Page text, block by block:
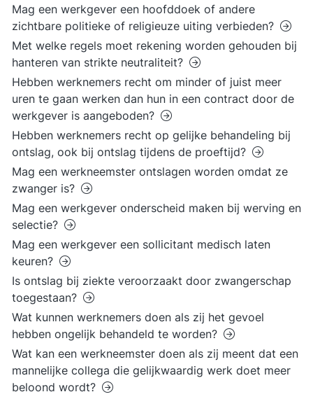
Mag een werkgever een hoofddoek of andere
zichtbare politieke of religieuze uiting verbieden?
Met welke regels moet rekening worden gehouden bij
hanteren van strikte neutraliteit?
Hebben werknemers recht om minder of juist meer
uren te gaan werken dan hun in een contract door de
werkgever is aangeboden?
Hebben werknemers recht op gelijke behandeling bij
ontslag, ook bij ontslag tijdens de proeftijd?
Mag een werkneemster ontslagen worden omdat ze
zwanger is?
Mag een werkgever onderscheid maken bij werving en
selectie?
Mag een werkgever een sollicitant medisch laten
keuren?
Is ontslag bij ziekte veroorzaakt door zwangerschap
toegestaan?
Wat kunnen werknemers doen als zij het gevoel
hebben ongelijk behandeld te worden?
Wat kan een werkneemster doen als zij meent dat een
mannelijke collega die gelijkwaardig werk doet meer
beloond wordt?